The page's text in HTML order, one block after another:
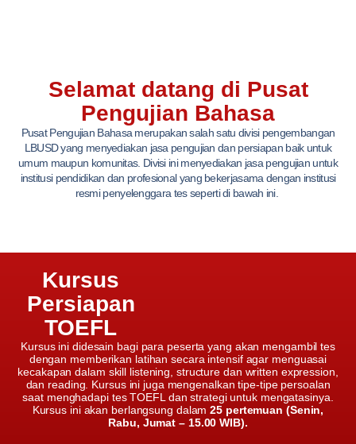
Selamat datang di Pusat
Pengujian Bahasa
Pusat Pengujian Bahasa merupakan salah satu divisi pengembangan
LBUSD yang menyediakan jasa pengujian dan persiapan baik untuk
umum maupun komunitas. Divisi ini menyediakan jasa pengujian untuk
institusi pendidikan dan profesional yang bekerjasama dengan institusi
resmi penyelenggara tes seperti di bawah ini.
Kursus
Persiapan
TOEFL
Kursus ini didesain bagi para peserta yang akan mengambil tes
dengan memberikan latihan secara intensif agar menguasai
kecakapan dalam skill listening, structure dan written expression,
dan reading. Kursus ini juga mengenalkan tipe-tipe persoalan
saat menghadapi tes TOEFL dan strategi untuk mengatasinya.
Kursus ini akan berlangsung dalam25 pertemuan (Senin,
Rabu, Jumat – 15.00 WIB).